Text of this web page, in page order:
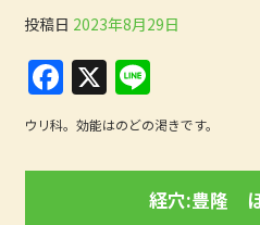
投稿日 2023年8月29日
F
a
c
e
X
n
e
ウリ科。効能はのどの渇きです。
経穴:豊隆